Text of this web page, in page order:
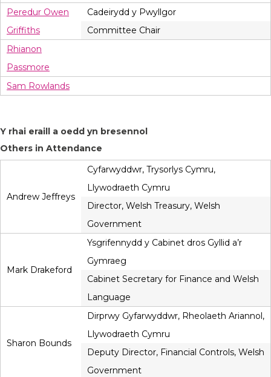
Peredur Owen
Griffiths
Cadeirydd y Pwyllgor
Committee Chair
Rhianon
Passmore
Sam Rowlands
Y rhai eraill a oedd yn bresennol
Others in Attendance
Andrew Jeffreys
Cyfarwyddwr, Trysorlys Cymru,
Llywodraeth Cymru
Director, Welsh Treasury, Welsh
Government
Mark Drakeford
Ysgrifennydd y Cabinet dros Gyllid a’r
Gymraeg
Cabinet Secretary for Finance and Welsh
Language
Sharon Bounds
Dirprwy Gyfarwyddwr, Rheolaeth Ariannol,
Llywodraeth Cymru
Deputy Director, Financial Controls, Welsh
Government